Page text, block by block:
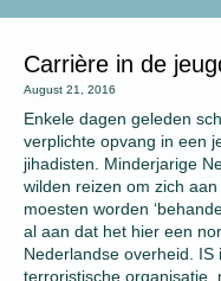
Carrière in de
August 21, 2016
Enkele dagen geleden
verplichte opvang in een
jihadisten. Minderjarige
wilden reizen om zich
moesten worden
al aan dat het hier een
Nederlandse overheid.
terroristische organisatie,